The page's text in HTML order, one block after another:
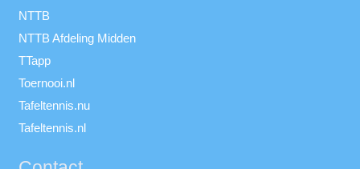
NTTB
NTTB Afdeling Midden
TTapp
Toernooi.nl
Tafeltennis.nu
Tafeltennis.nl